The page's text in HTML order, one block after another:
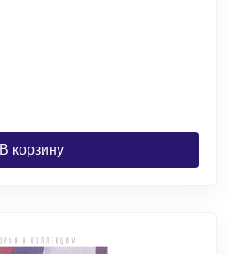
В корзину